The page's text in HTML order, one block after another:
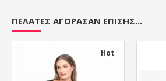
ΠΕΛΆΤΕΣ ΑΓΌΡΑΣΑΝ ΕΠΊΣΗΣ...
Hot